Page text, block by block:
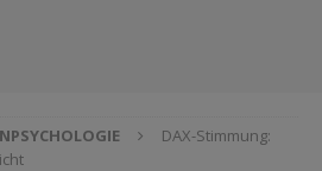
DAX-Stimmung: